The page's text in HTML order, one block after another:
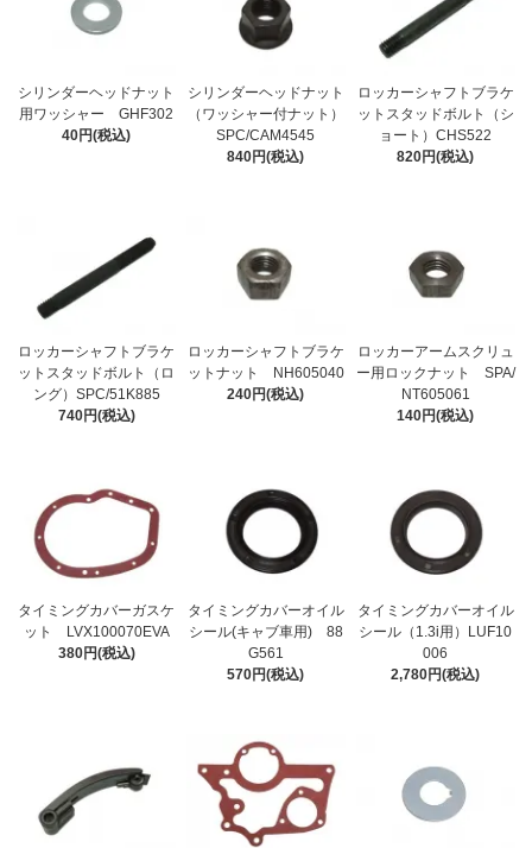
シリンダーヘッドナット
用ワッシャー GHF302
40円(税込)
シリンダーヘッドナット
（ワッシャー付ナット）
SPC/CAM4545
840円(税込)
ロッカーシャフトブラケ
ットスタッドボルト（シ
ョート）CHS522
820円(税込)
ロッカーシャフトブラケ
ットスタッドボルト（ロ
ング）SPC/51K885
740円(税込)
ロッカーシャフトブラケ
ットナット NH605040
240円(税込)
ロッカーアームスクリュ
ー用ロックナット SPA/
NT605061
140円(税込)
タイミングカバーガスケ
ット LVX100070EVA
380円(税込)
タイミングカバーオイル
シール(キャブ車用) 88
G561
570円(税込)
タイミングカバーオイル
シール（1.3i用）LUF10
006
2,780円(税込)